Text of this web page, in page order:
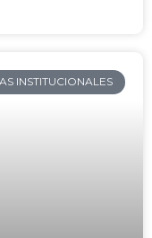
INSTITUCIONALES